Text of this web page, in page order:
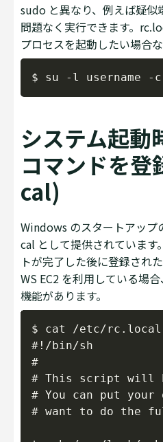
sudo と異なり、例えば疑
問題なく実行できます。
プロセスを起動したい場合な
システム起動
コマンドを
cal)
Windows のスタートアッ
cal として提供されていま
トが完了した後に登録され
WS EC2 を利用している場合、
機能があります。
$ cat /etc/rc.local
#!/bin/sh
#
# This script will
# You can put
# want to do the